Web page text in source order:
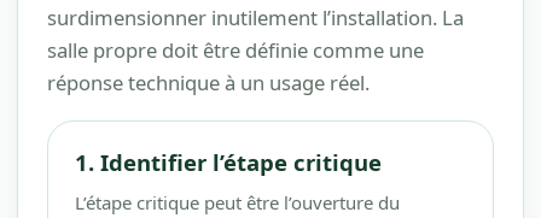
surdimensionner inutilement l’installation. La
salle propre doit être définie comme une
réponse technique à un usage réel.
1. Identifier l’étape critique
L’étape critique peut être l’ouverture du